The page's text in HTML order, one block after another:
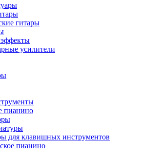
гитары
усилители
пианино
для клавишных инструментов
пианино